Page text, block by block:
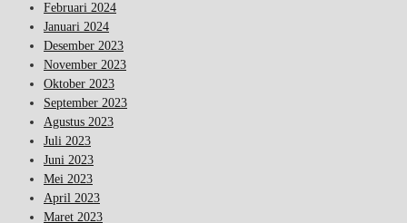
Februari 2024
Januari 2024
Desember 2023
November 2023
Oktober 2023
September 2023
Agustus 2023
Juli 2023
Juni 2023
Mei 2023
April 2023
Maret 2023